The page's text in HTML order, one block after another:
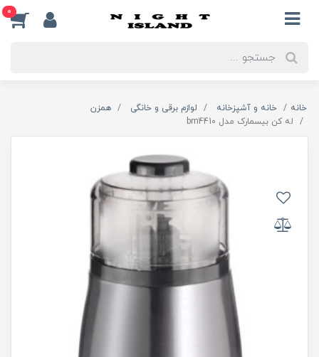
0
خانه خانه و آشپزخانه لوازم برقی و خانگی
همزن
له کن بیسمارک مدل bm4410